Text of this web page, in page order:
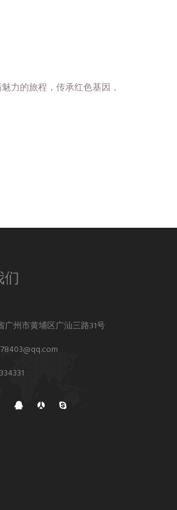
力的旅程，传承红色基因，
们
广州市黄埔区广汕三路31号